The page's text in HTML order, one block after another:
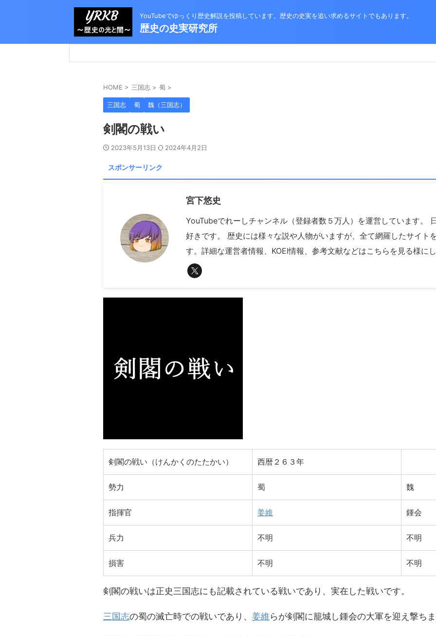
YouTubeでゆっくり歴史解説を投稿しています。歴史の史実を追い求めるサイトでもあります。
歴史の史実研究所
HOME > 三国志 > 蜀 >
三国志 蜀 魏（三国志）
剣閣の戦い
2023年5月13日 2024年4月2日
スポンサーリンク
宮下悠史
YouTubeでれーしチャンネル（登録者数５万人）を運営しています。
好きです。 歴史には様々な説や人物がいますが、全て網羅したサイト
す。詳細な運営者情報、KOEI情報、参考文献などはこちらを見る様に
剣閣の戦い（けんかくのたたかい） 西暦２６３年
勢力 蜀 魏
指揮官 姜維 鍾会
兵力 不明 不明
損害 不明 不明
剣閣の戦いは正史三国志にも記載されている戦いであり、実在した戦いです。
三国志の蜀の滅亡時での戦いであり、 姜維らが剣閣に籠城し鍾会の大軍を迎え撃ち